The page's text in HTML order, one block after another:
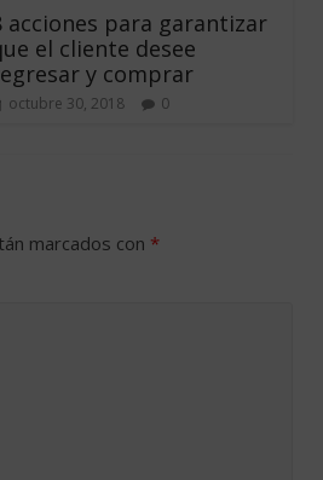
acciones para garantizar
el cliente desee
y comprar
octubre 30, 2018 0
marcados con *